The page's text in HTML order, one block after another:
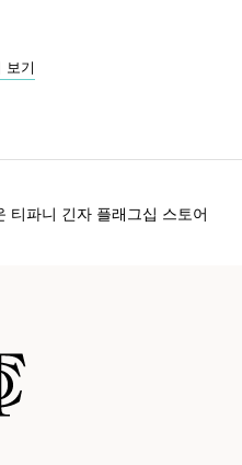
보기
티파니 긴자 플래그십 스토어